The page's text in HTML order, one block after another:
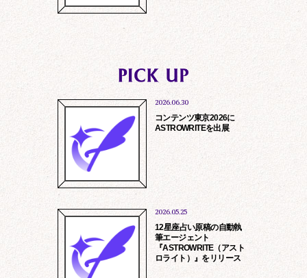
保護方針 特定商取引に基
2026.06.30
コンテンツ東京2026に
ASTROWRITEを出展
2026.05.25
12星座占い原稿の自動執
筆エージェント
『ASTROWRITE（アスト
ロライト）』をリリース